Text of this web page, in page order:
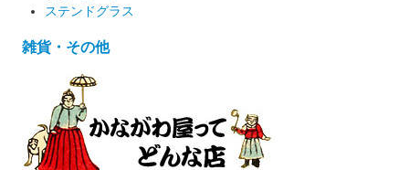
ステンドグラス
雑貨・その他